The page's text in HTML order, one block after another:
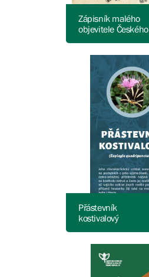
Zápisník malého
objevitele Českého
Přástevník
kostivalový